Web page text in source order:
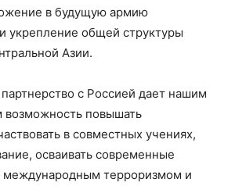
в будущую армию
укрепление общей структуры
Азии.
с Россией дает нашим
повышать
в совместных учениях,
осваивать современные
терроризмом и